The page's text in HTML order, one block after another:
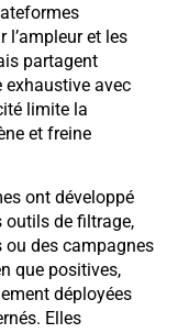
l’ampleur et les
partagent
exhaustive avec
limite la
et freine
ont développé
outils de filtrage,
ou des campagnes
que positives,
déployées
Elles